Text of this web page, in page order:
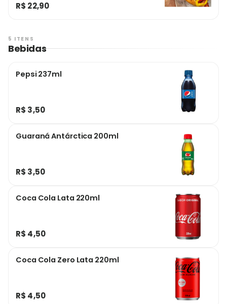
parmesão, bacon e batata.
R$ 22,90
5 ITENS
Bebidas
Pepsi 237ml
R$ 3,50
Guaraná Antárctica 200ml
R$ 3,50
Coca Cola Lata 220ml
R$ 4,50
Coca Cola Zero Lata 220ml
R$ 4,50